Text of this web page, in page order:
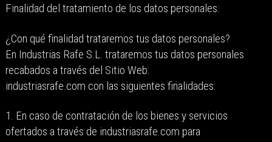
Finalidad del tratamiento de los datos personales:
¿Con qué finalidad trataremos tus datos personales?
En Industrias Rafe S.L. trataremos tus datos personales
recabados a través del Sitio Web:
industriasrafe.com con las siguientes finalidades:
1. En caso de contratación de los bienes y servicios
ofertados a través de industriasrafe.com para